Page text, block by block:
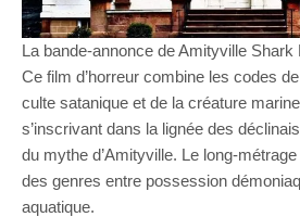
La bande-annonce de Amityville Shark
Ce film d’horreur combine les codes
culte satanique et de la créature
s’inscrivant dans la lignée des
du mythe d’Amityville. Le long-
des genres entre possession
aquatique.